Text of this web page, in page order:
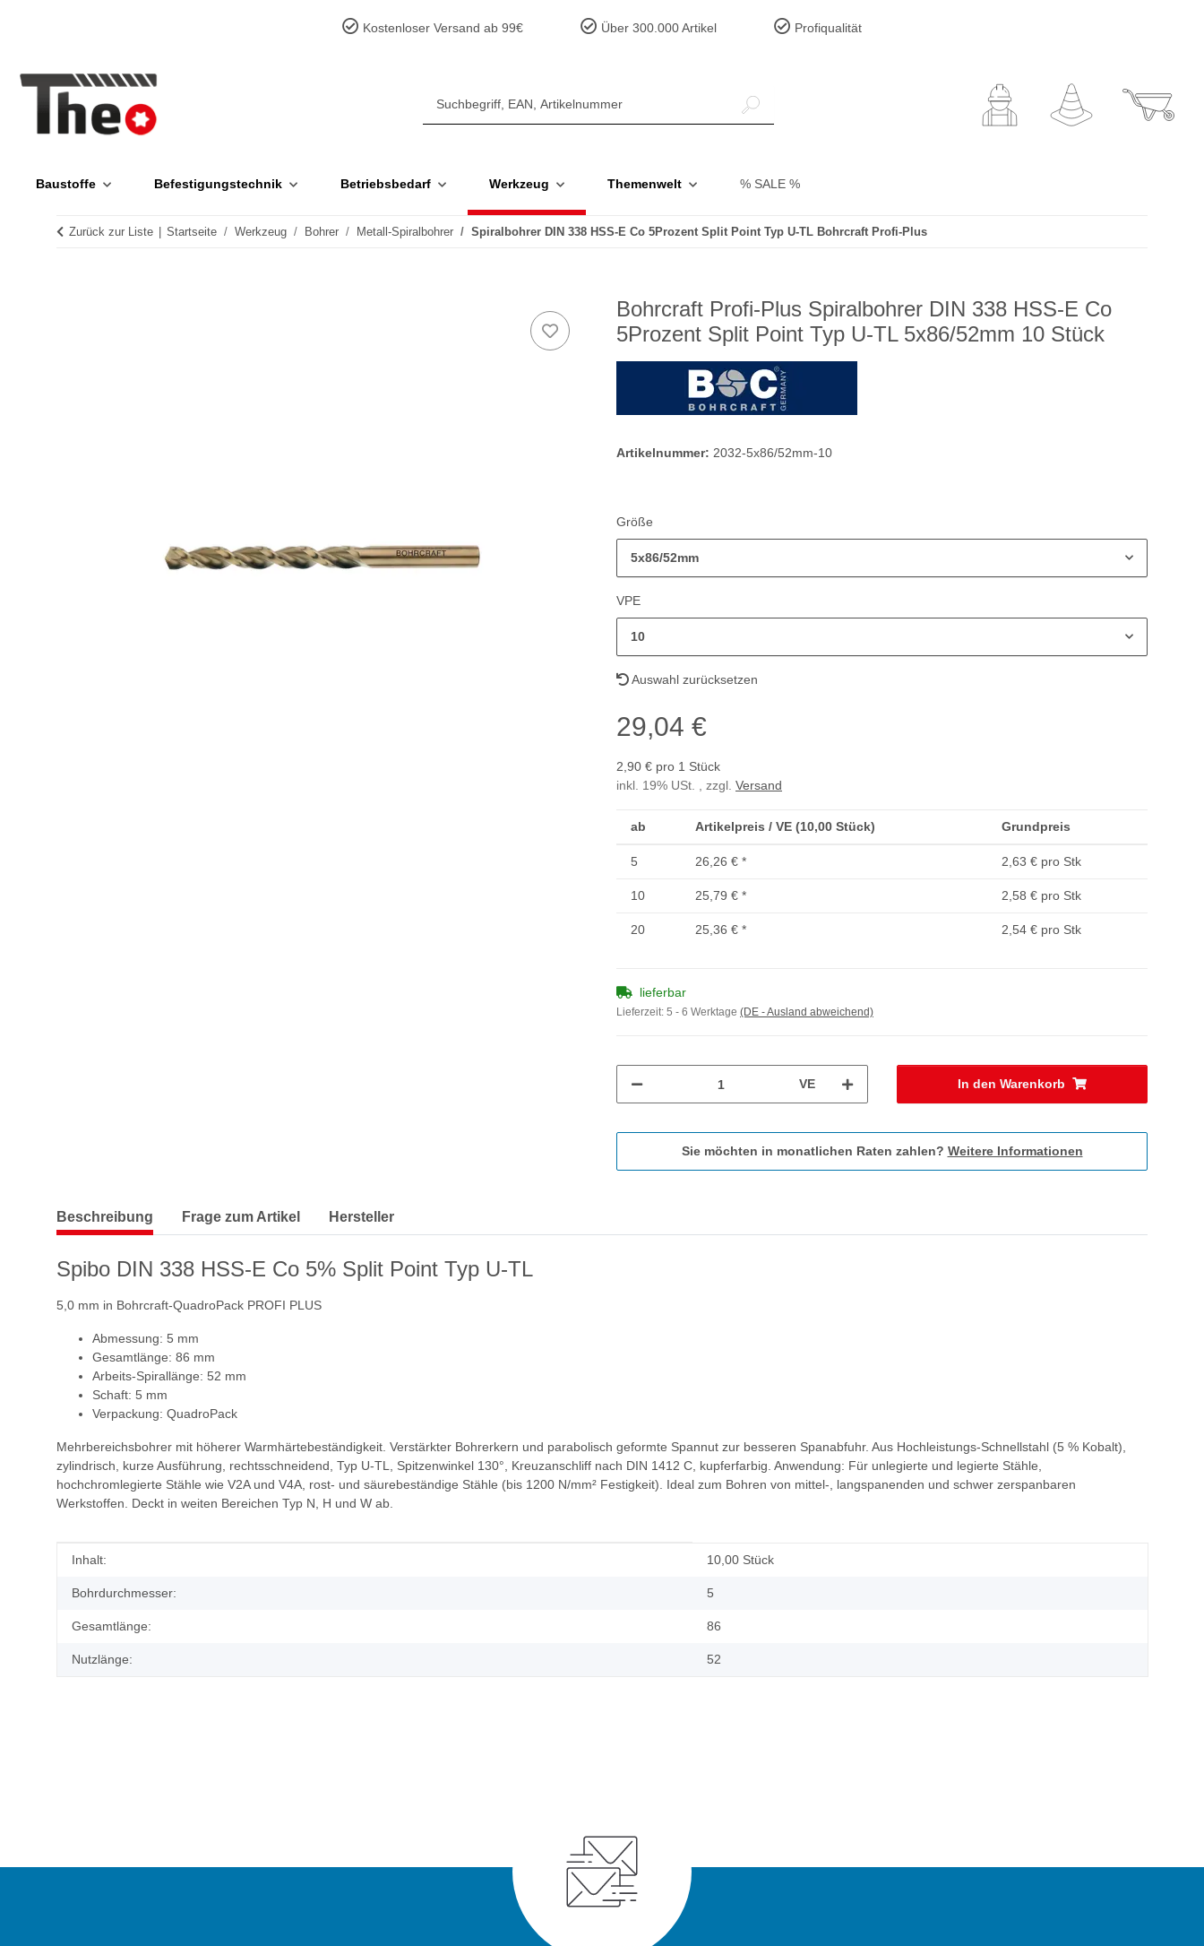
Kostenloser Versand ab 99€ Über 300.000 Artikel Profiqualität
Baustoffe Befestigungstechnik Betriebsbedarf Werkzeug Themenwelt % SALE %
Zurück zur Liste Startseite Werkzeug Bohrer Metall-Spiralbohrer Spiralbohrer DIN 338 HSS-E Co 5Prozent Split Point Typ U-TL Bohrcraft Profi-Plus
Bohrcraft Profi-Plus Spiralbohrer DIN 338 HSS-E Co
5Prozent Split Point Typ U-TL 5x86/52mm 10 Stück
Artikelnummer: 2032-5x86/52mm-10
Größe
5x86/52mm
VPE
10
Auswahl zurücksetzen
29,04 €
2,90 € pro 1 Stück
inkl. 19% USt. , zzgl. Versand
ab Artikelpreis / VE (10,00 Stück) Grundpreis
5 26,26 € * 2,63 € pro Stk
10 25,79 € * 2,58 € pro Stk
20 25,36 € * 2,54 € pro Stk
lieferbar
Lieferzeit: 5 - 6 Werktage (DE - Ausland abweichend)
VE In den Warenkorb
Sie möchten in monatlichen Raten zahlen? Weitere Informationen
Beschreibung Frage zum Artikel Hersteller
Spibo DIN 338 HSS-E Co 5% Split Point Typ U-TL
5,0 mm in Bohrcraft-QuadroPack PROFI PLUS
Abmessung: 5 mm
Gesamtlänge: 86 mm
Arbeits-Spirallänge: 52 mm
Schaft: 5 mm
Verpackung: QuadroPack
Mehrbereichsbohrer mit höherer Warmhärtebeständigkeit. Verstärkter Bohrerkern und parabolisch geformte Spannut zur besseren Spanabfuhr. Aus Hochleistungs-Schnellstahl (5 % Kobalt),
zylindrisch, kurze Ausführung, rechtsschneidend, Typ U-TL, Spitzenwinkel 130°, Kreuzanschliff nach DIN 1412 C, kupferfarbig. Anwendung: Für unlegierte und legierte Stähle,
hochchromlegierte Stähle wie V2A und V4A, rost- und säurebeständige Stähle (bis 1200 N/mm² Festigkeit). Ideal zum Bohren von mittel-, langspanenden und schwer zerspanbaren
Werkstoffen. Deckt in weiten Bereichen Typ N, H und W ab.
Produkteigenschaft
Wert
Inhalt: 10,00 Stück
Bohrdurchmesser: 5
Gesamtlänge: 86
Nutzlänge: 52